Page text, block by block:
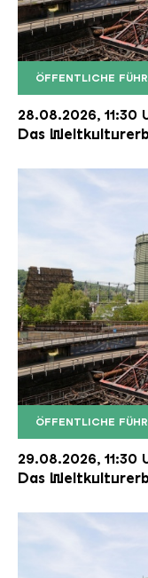
ÖFFENTLICHE
Der
Copyright:
28.08.2026, 11:30
Das
ÖFFENTLICHE
Der
Copyright:
29.08.2026, 11:30
Das